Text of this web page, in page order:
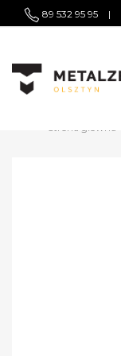
89 532 95 95 |